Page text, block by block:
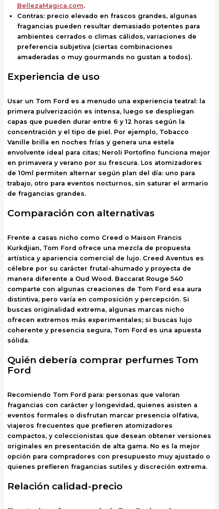
BellezaMagica.com.
Contras:precio elevado en frascos grandes, algunas
fragancias pueden resultar demasiado potentes para
ambientes cerrados o climas cálidos, variaciones de
preferencia subjetiva (ciertas combinaciones
amaderadas o muy gourmands no gustan a todos).
Experiencia de uso
Usar un Tom Ford es a menudo una experiencia teatral: la
primera pulverización es intensa, luego se despliegan
capas que pueden durar entre 6 y 12 horas según la
concentración y el tipo de piel. Por ejemplo, Tobacco
Vanille brilla en noches frías y genera una estela
envolvente ideal para citas; Neroli Portofino funciona mejor
en primavera y verano por su frescura. Los atomizadores
de 10ml permiten alternar según plan del día: uno para
trabajo, otro para eventos nocturnos, sin saturar el armario
de fragancias grandes.
Comparación con alternativas
Frente a casas nicho como Creed o Maison Francis
Kurkdjian, Tom Ford ofrece una mezcla de propuesta
artística y apariencia comercial de lujo. Creed Aventus es
célebre por su carácter frutal-ahumado y proyecta de
manera diferente a Oud Wood. Baccarat Rouge 540
comparte con algunas creaciones de Tom Ford esa aura
distintiva, pero varía en composición y percepción. Si
buscas originalidad extrema, algunas marcas nicho
ofrecen extremos más experimentales; si buscas lujo
coherente y presencia segura, Tom Ford es una apuesta
sólida.
Quién debería comprar perfumes Tom
Ford
Recomiendo Tom Ford para: personas que valoran
fragancias con carácter y longevidad, quienes asisten a
eventos formales o disfrutan marcar presencia olfativa,
viajeros frecuentes que prefieren atomizadores
compactos, y coleccionistas que desean obtener versiones
originales en presentación de alta gama. No es la mejor
opción para compradores con presupuesto muy ajustado o
quienes prefieren fragancias sutiles y discreción extrema.
Relación calidad-precio